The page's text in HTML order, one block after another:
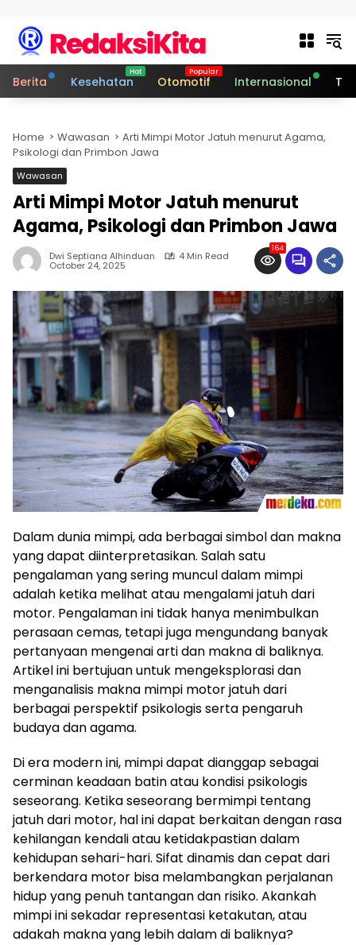
Berita Kesehatan Otomotif Internasional
Home Wawasan
Arti Mimpi Motor Jatuh menurut Agama,
Psikologi dan Primbon Jawa
Wawasan
Arti Mimpi Motor Jatuh menurut
Agama, Psikologi dan Primbon Jawa
Dwi Septiana Alhinduan 4 Min Read
October 24, 2025
164
Dalam dunia mimpi, ada berbagai simbol dan makna
yang dapat diinterpretasikan. Salah satu
pengalaman yang sering muncul dalam mimpi
adalah ketika melihat atau mengalami jatuh dari
motor. Pengalaman ini tidak hanya menimbulkan
perasaan cemas, tetapi juga mengundang banyak
pertanyaan mengenai arti dan makna di baliknya.
Artikel ini bertujuan untuk mengeksplorasi dan
menganalisis makna mimpi motor jatuh dari
berbagai perspektif psikologis serta pengaruh
budaya dan agama.
Di era modern ini, mimpi dapat dianggap sebagai
cerminan keadaan batin atau kondisi psikologis
seseorang. Ketika seseorang bermimpi tentang
jatuh dari motor, hal ini dapat berkaitan dengan rasa
kehilangan kendali atau ketidakpastian dalam
kehidupan sehari-hari. Sifat dinamis dan cepat dari
berkendara motor bisa melambangkan perjalanan
hidup yang penuh tantangan dan risiko. Akankah
mimpi ini sekadar representasi ketakutan, atau
adakah makna yang lebih dalam di baliknya?